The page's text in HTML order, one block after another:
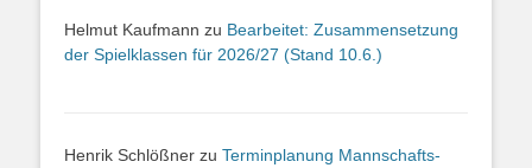
Helmut Kaufmann zu Bearbeitet: Zusammensetzung
der Spielklassen für 2026/27 (Stand 10.6.)
Henrik Schlößner zu Terminplanung Mannschafts-